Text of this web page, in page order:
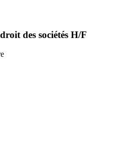
des sociétés H/F